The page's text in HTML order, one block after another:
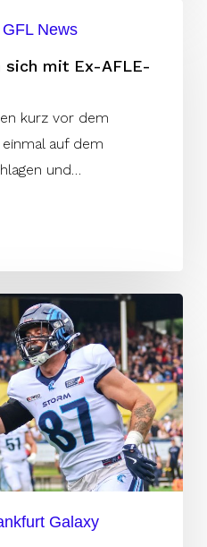
GFL News
sich mit Ex-AFLE-
kurz vor dem
auf dem
und…
Galaxy